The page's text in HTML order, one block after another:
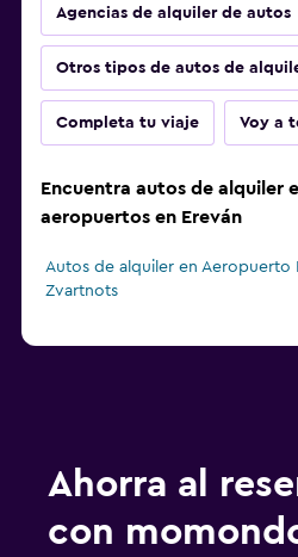
Agencias de alquiler de autos
Otros tipos de autos de
Completa tu viaje Voy a
Encuentra autos de alquiler
aeropuertos en Ereván
Autos de alquiler en Aeropuerto
Zvartnots
Ahorra al
con